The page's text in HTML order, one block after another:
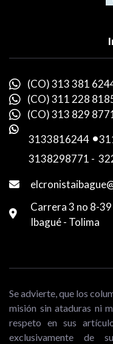
(CO) 313 381
(CO) 311 228
(CO) 313 829
3133816244 -
3138298771 -
Carrera 3 no 8-
Ibagué - Tolima
Se advierte, que los
misión sin ataduras ni
respeto en sus
exclusivamente de